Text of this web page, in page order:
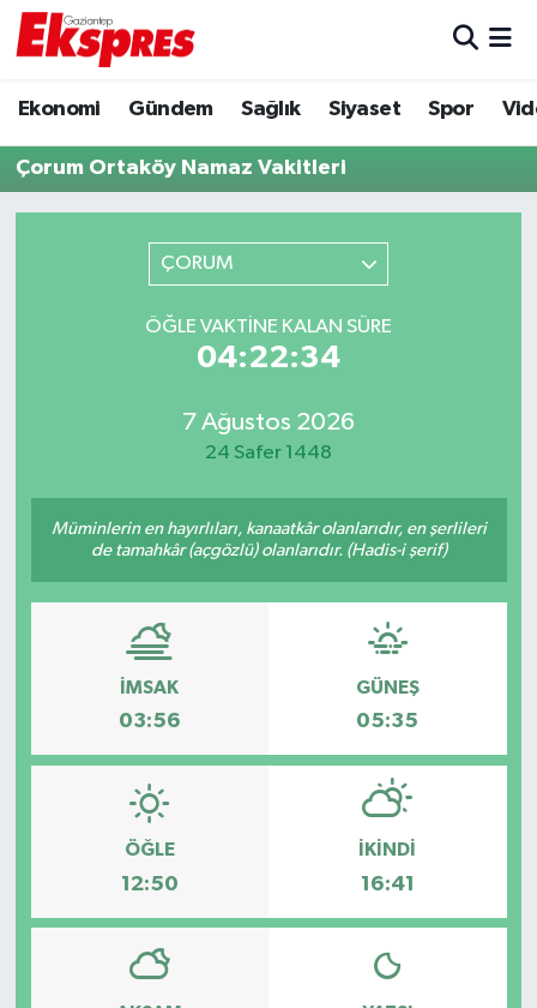
Ekonomi Gündem Sağlık Siyaset Spor
Çorum Ortaköy Namaz Vakitleri
ÇORUM
ÖĞLE VAKTINE KALAN SÜRE
04:22:34
7 Ağustos 2026
24 Safer 1448
Müminlerin en hayırlıları, kanaatkâr olanlarıdır, en şerlileri
de tamahkâr (açgözlü) olanlarıdır. (Hadis-i şerif)
İMSAK
03:56
GÜNEŞ
05:35
ÖĞLE
12:50
İKINDI
16:41
Ekonomi
Gaziantep son dakika
Gündem
Magazin
Müzik
Sağlık
Sinemalar
Siyaset
Trafik Durumu
Puan Durumu ve Fikstür
Tüm Manşetler
Son Dakika Haberleri